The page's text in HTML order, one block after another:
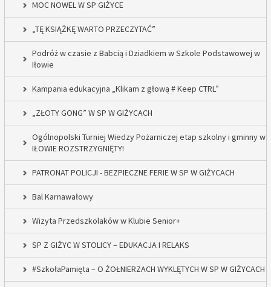
MOC NOWEL W SP GIŻYCE
„TĘ KSIĄŻKĘ WARTO PRZECZYTAĆ”
Podróż w czasie z Babcią i Dziadkiem w Szkole Podstawowej w
Iłowie
Kampania edukacyjna „Klikam z głową # Keep CTRL”
„ZŁOTY GONG” W SP W GIŻYCACH
Ogólnopolski Turniej Wiedzy Pożarniczej etap szkolny i gminny w
IŁOWIE ROZSTRZYGNIĘTY!
PATRONAT POLICJI - BEZPIECZNE FERIE W SP W GIŻYCACH
Bal Karnawałowy
Wizyta Przedszkolaków w Klubie Senior+
SP Z GIŻYC W STOLICY – EDUKACJA I RELAKS
#SzkołaPamięta – O ŻOŁNIERZACH WYKLĘTYCH W SP W GIŻYCACH